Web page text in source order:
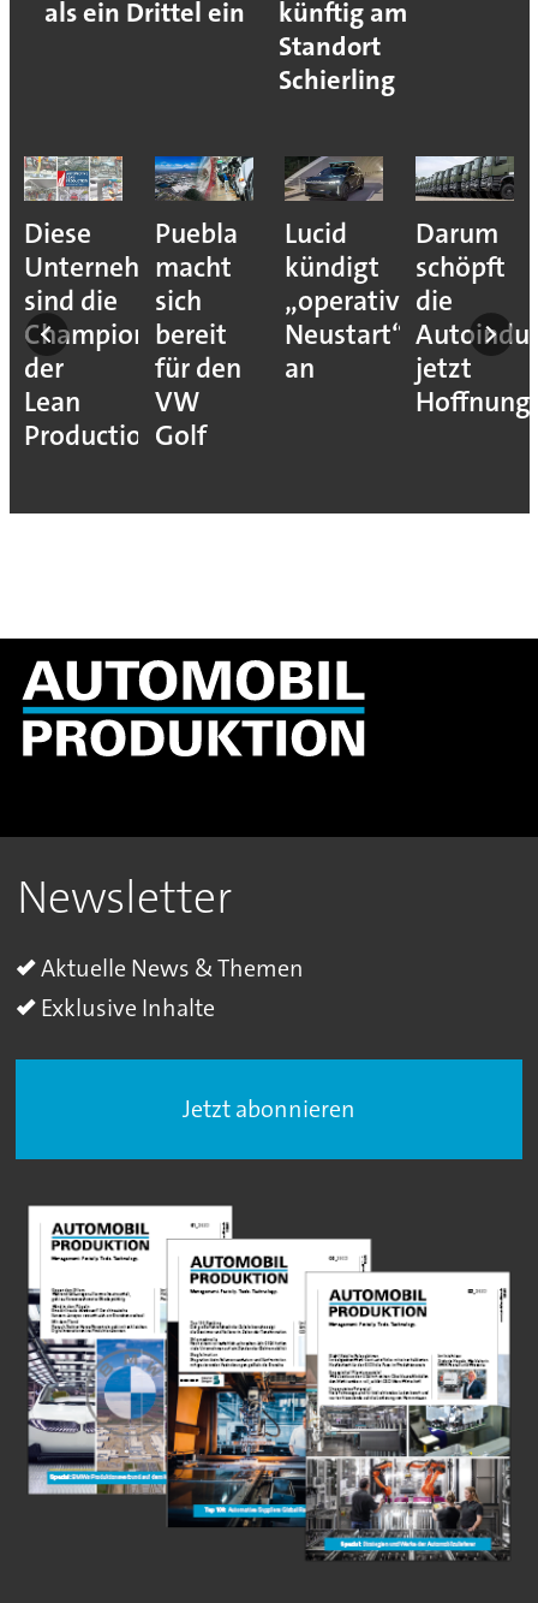
als ein Drittel ein
künftig am
Standort
Schierling
Diese
Unternehmen
sind die
Champions
der
Lean
Production
Puebla
macht
sich
bereit
für den
VW
Golf
Lucid
kündigt
„operativen
Neustart“
an
Darum
schöpft
die
jetzt
Hoffnung
Newsletter
Aktuelle News & Themen
Exklusive Inhalte
Jetzt abonnieren